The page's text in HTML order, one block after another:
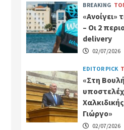
BREAKING
«Ανοίγει»
– Οι 2
delivery
02/07/2026
EDITOR PICK
«Στη
Γιώργο»
02/07/2026